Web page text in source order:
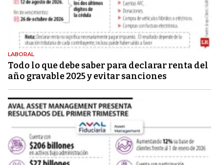
LABORAL
Todo lo que debe saber para declarar renta del
año gravable 2025 y evitar sanciones